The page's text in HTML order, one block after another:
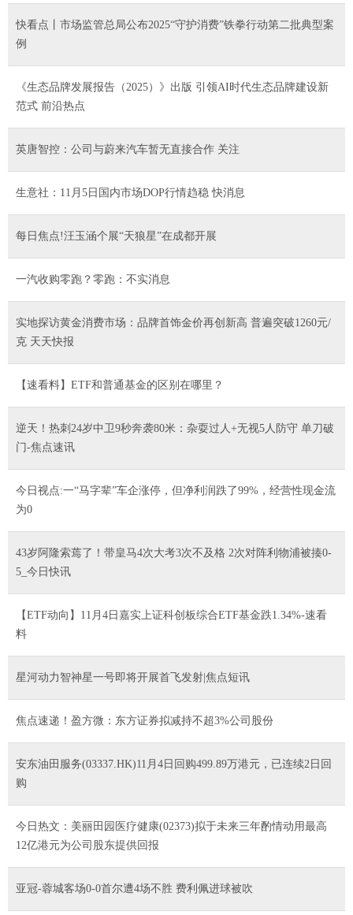
快看点丨市场监管总局公布2025“守护消费”铁拳行动第二批典型案
例
《生态品牌发展报告（2025）》出版 引领AI时代生态品牌建设新
范式 前沿热点
英唐智控：公司与蔚来汽车暂无直接合作 关注
生意社：11月5日国内市场DOP行情趋稳 快消息
每日焦点!汪玉涵个展“天狼星”在成都开展
一汽收购零跑？零跑：不实消息
实地探访黄金消费市场：品牌首饰金价再创新高 普遍突破1260元/
克 天天快报
【速看料】ETF和普通基金的区别在哪里？
逆天！热刺24岁中卫9秒奔袭80米：杂耍过人+无视5人防守 单刀破
门-焦点速讯
今日视点:一“马字辈”车企涨停，但净利润跌了99%，经营性现金流
为0
43岁阿隆索蔫了！带皇马4次大考3次不及格 2次对阵利物浦被揍0-
5_今日快讯
【ETF动向】11月4日嘉实上证科创板综合ETF基金跌1.34%-速看
料
星河动力智神星一号即将开展首飞发射|焦点短讯
焦点速递！盈方微：东方证券拟减持不超3%公司股份
安东油田服务(03337.HK)11月4日回购499.89万港元，已连续2日回
购
今日热文：美丽田园医疗健康(02373)拟于未来三年酌情动用最高
12亿港元为公司股东提供回报
亚冠-蓉城客场0-0首尔遭4场不胜 费利佩进球被吹